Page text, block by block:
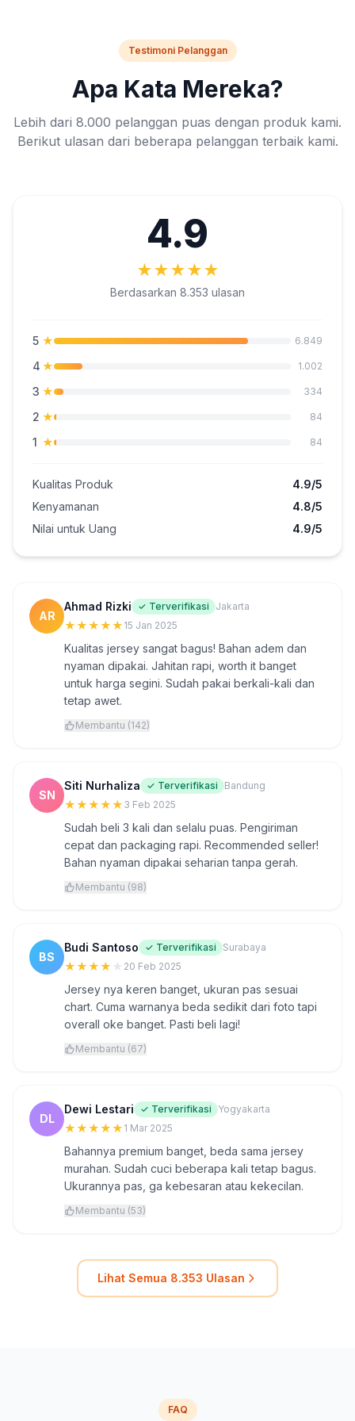
Testimoni Pelanggan
Apa Kata Mereka?
Lebih dari 8.000 pelanggan puas dengan produk kami.
Berikut ulasan dari beberapa pelanggan terbaik kami.
4.9
★★★★★
Berdasarkan 8.353 ulasan
5 ★ 6.849
4 ★ 1.002
3 ★ 334
2 ★ 84
1 ★ 84
Kualitas Produk
4.9/5
Kenyamanan
4.8/5
Nilai untuk Uang
4.9/5
AR
Ahmad Rizki ✓ Terverifikasi Jakarta
★★★★★ 15 Jan 2025
Kualitas jersey sangat bagus! Bahan adem dan
nyaman dipakai. Jahitan rapi, worth it banget
untuk harga segini. Sudah pakai berkali-kali dan
tetap awet.
Membantu (142)
SN
Siti Nurhaliza ✓ Terverifikasi Bandung
★★★★★ 3 Feb 2025
Sudah beli 3 kali dan selalu puas. Pengiriman
cepat dan packaging rapi. Recommended seller!
Bahan nyaman dipakai seharian tanpa gerah.
Membantu (98)
BS
Budi Santoso ✓ Terverifikasi Surabaya
★★★★ ★ 20 Feb 2025
Jersey nya keren banget, ukuran pas sesuai
chart. Cuma warnanya beda sedikit dari foto tapi
overall oke banget. Pasti beli lagi!
Membantu (67)
DL
Dewi Lestari ✓ Terverifikasi Yogyakarta
★★★★★ 1 Mar 2025
Bahannya premium banget, beda sama jersey
murahan. Sudah cuci beberapa kali tetap bagus.
Ukurannya pas, ga kebesaran atau kekecilan.
Membantu (53)
Lihat Semua 8.353 Ulasan
FAQ